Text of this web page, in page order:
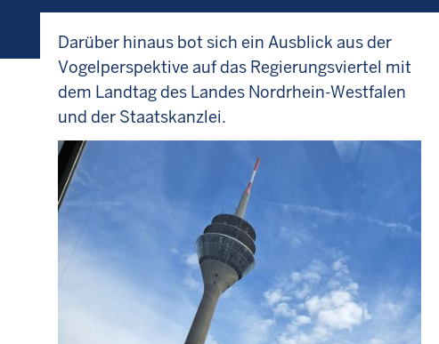
Darüber hinaus bot sich ein Ausblick aus der
Vogelperspektive auf das Regierungsviertel mit
dem Landtag des Landes Nordrhein-Westfalen
und der Staatskanzlei.